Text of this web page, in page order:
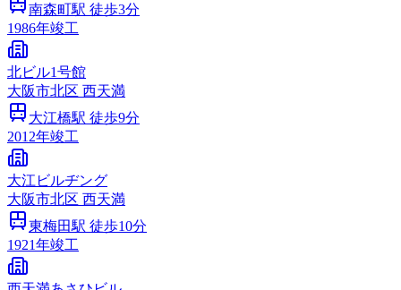
南森町駅 徒歩3分
1986年竣工
北ビル1号館
大阪市北区 西天満
大江橋駅 徒歩9分
2012年竣工
大江ビルヂング
大阪市北区 西天満
東梅田駅 徒歩10分
1921年竣工